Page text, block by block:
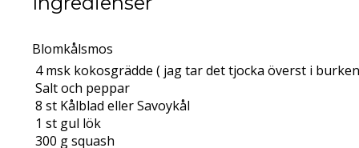
Blomkålsmos
4 msk kokosgrädde ( jag tar det tjocka överst i
Salt och peppar
8 st Kålblad eller Savoykål
1 st gul lök
300 gsquash